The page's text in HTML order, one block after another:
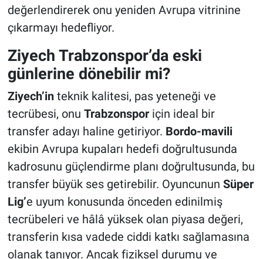
değerlendirerek onu yeniden Avrupa vitrinine
çıkarmayı hedefliyor.
Ziyech Trabzonspor’da eski
günlerine dönebilir mi?
Ziyech’inteknik kalitesi, pas yeteneği ve
tecrübesi, onu Trabzonsporiçin ideal bir
transfer adayı haline getiriyor. Bordo-mavili
ekibin Avrupa kupaları hedefi doğrultusunda
kadrosunu güçlendirme planı doğrultusunda, bu
transfer büyük ses getirebilir. Oyuncunun Süper
Lig’e uyum konusunda önceden edinilmiş
tecrübeleri ve hâlâ yüksek olan piyasa değeri,
transferin kısa vadede ciddi katkı sağlamasına
olanak tanıyor. Ancak fiziksel durumu ve